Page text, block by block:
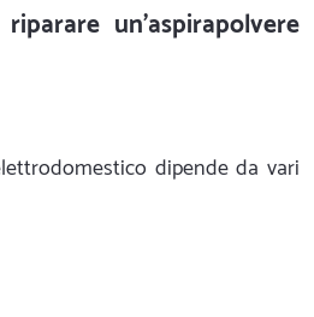
un'aspirapolvere
dipende da vari